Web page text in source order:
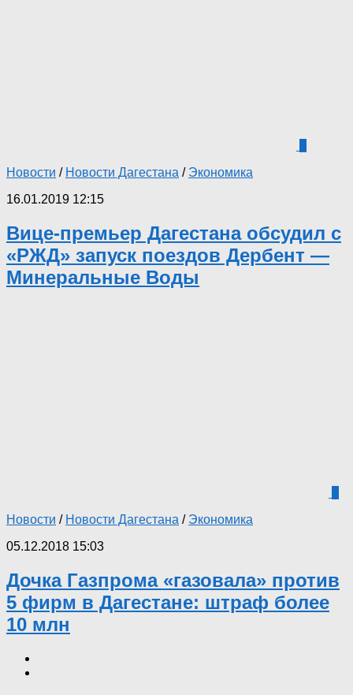
Новости / Новости Дагестана / Экономика
16.01.2019 12:15
Вице-премьер Дагестана обсудил с
«РЖД» запуск поездов Дербент —
Минеральные Воды
Новости / Новости Дагестана / Экономика
05.12.2018 15:03
Дочка Газпрома «газовала» против
5 фирм в Дагестане: штраф более
10 млн